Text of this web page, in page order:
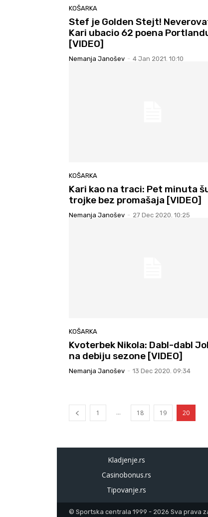
KOŠARKA
Stef je Golden Stejt!
Kari ubacio 62 poena
[VIDEO]
Nemanja Janošev - 4 Jan 2021. 10:10
KOŠARKA
Kari kao na traci: Pet minuta
trojke bez promašaja [VIDEO]
Nemanja Janošev - 27 Dec 2020. 10:25
KOŠARKA
Kvoterbek Nikola: Dabl-dabl
na debiju sezone [VIDEO]
Nemanja Janošev - 13 Dec 2020. 09:34
1 ... 18 19 20
Kladjenje.rs
Casinobonus.rs
Tipovanje.rs
© Sportska centrala 1999 - 2026 Sva prava